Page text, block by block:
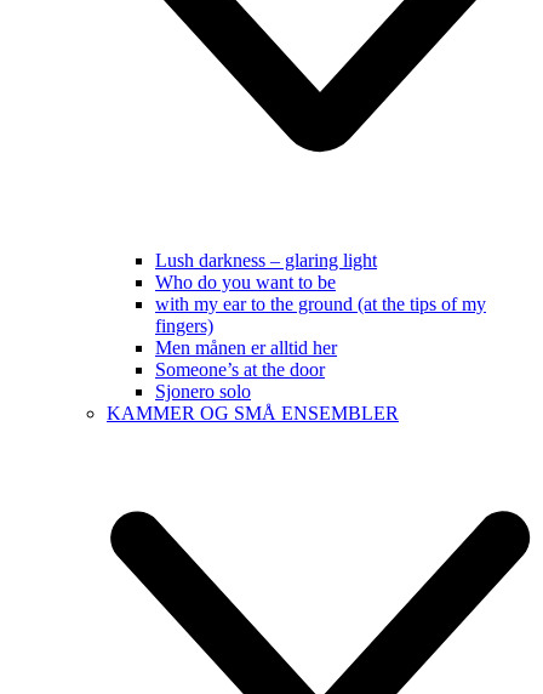
Lush darkness – glaring light
Who do you want to be
with my ear to the ground (at the tips of my
fingers)
Men månen er alltid her
Someone’s at the door
Sjonero solo
KAMMER OG SMÅ ENSEMBLER